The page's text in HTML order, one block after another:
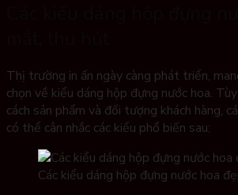
Thị trường in ấn ngày càng phát triển,
chọn về kiểu dáng hộp đựng nước hoa.
cách sản phẩm và đối tượng khách hàng,
có thể cân nhắc các kiểu phổ biến sau:
Các kiểu dáng hộp đựng nước hoa